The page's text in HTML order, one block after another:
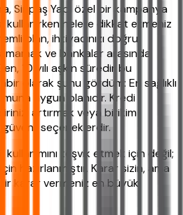
Sinpaş Yapı özel bir kampanya
kullanırken nelere dikkat etmeniz
olan, ihtiyacınızı doğru
ve bankalar arasında
10 yılı aşkın süredir bu
olarak şunu gördüm: En sağlıklı
uygun olanıdır. Kredi
artırmak veya birikim
seçeneklerdir.
kullanımını teşvik etmek için değil;
hazırlanmıştır. Karar sizin, ama
karar vermeniz en büyük